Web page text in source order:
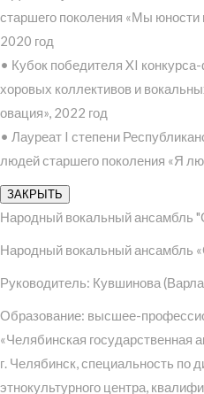
старшего поколения «Мы
2020 год
• Кубок победителя XI
хоровых коллективов и
овация», 2022 год
• Лауреат I степени
людей старшего поколения «Я
ЗАКРЫТЬ
Народный вокальный ансамбль
Народный вокальный ансамбль
Руководитель: Кувшинова
Образование: высшее-
«Челябинская государственная
г. Челябинск, специальность по
этнокультурного центра,